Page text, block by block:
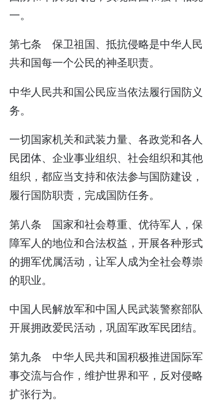
一。
第七条 保卫祖国、抵抗侵略是中华人民
共和国每一个公民的神圣职责。
中华人民共和国公民应当依法履行国防义
务。
一切国家机关和武装力量、各政党和各人
民团体、企业事业组织、社会组织和其他
组织，都应当支持和依法参与国防建设，
履行国防职责，完成国防任务。
第八条 国家和社会尊重、优待军人，保
障军人的地位和合法权益，开展各种形式
的拥军优属活动，让军人成为全社会尊崇
的职业。
中国人民解放军和中国人民武装警察部队
开展拥政爱民活动，巩固军政军民团结。
第九条 中华人民共和国积极推进国际军
事交流与合作，维护世界和平，反对侵略
扩张行为。